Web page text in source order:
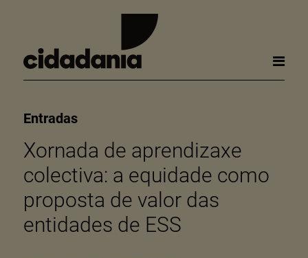
Entradas
Xornada de aprendizaxe
colectiva: a equidade como
proposta de valor das
entidades de ESS